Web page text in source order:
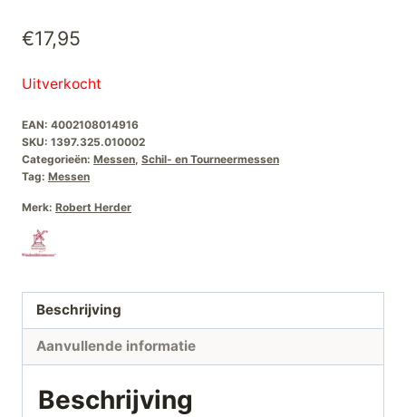
€17,95
Uitverkocht
EAN: 4002108014916
SKU: 1397.325.010002
Categorieën: Messen, Schil- en Tourneermessen
Tag: Messen
Merk: Robert Herder
Beschrijving
Aanvullende informatie
Beschrijving